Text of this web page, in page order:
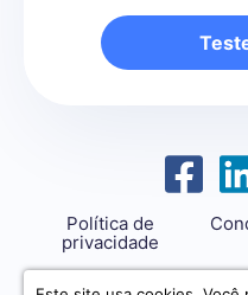
Política de
privacidade